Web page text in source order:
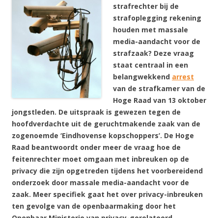
strafrechter bij de
strafoplegging rekening
houden met massale
media-aandacht voor de
strafzaak? Deze vraag
staat centraal in een
belangwekkend arrest
van de strafkamer van de
Hoge Raad van 13 oktober
jongstleden. De uitspraak is gewezen tegen de
hoofdverdachte uit de geruchtmakende zaak van de
zogenoemde ‘Eindhovense kopschoppers’. De Hoge
Raad beantwoordt onder meer de vraag hoe de
feitenrechter moet omgaan met inbreuken op de
privacy die zijn opgetreden tijdens het voorbereidend
onderzoek door massale media-aandacht voor de
zaak. Meer specifiek gaat het over privacy-inbreuken
ten gevolge van de openbaarmaking door het